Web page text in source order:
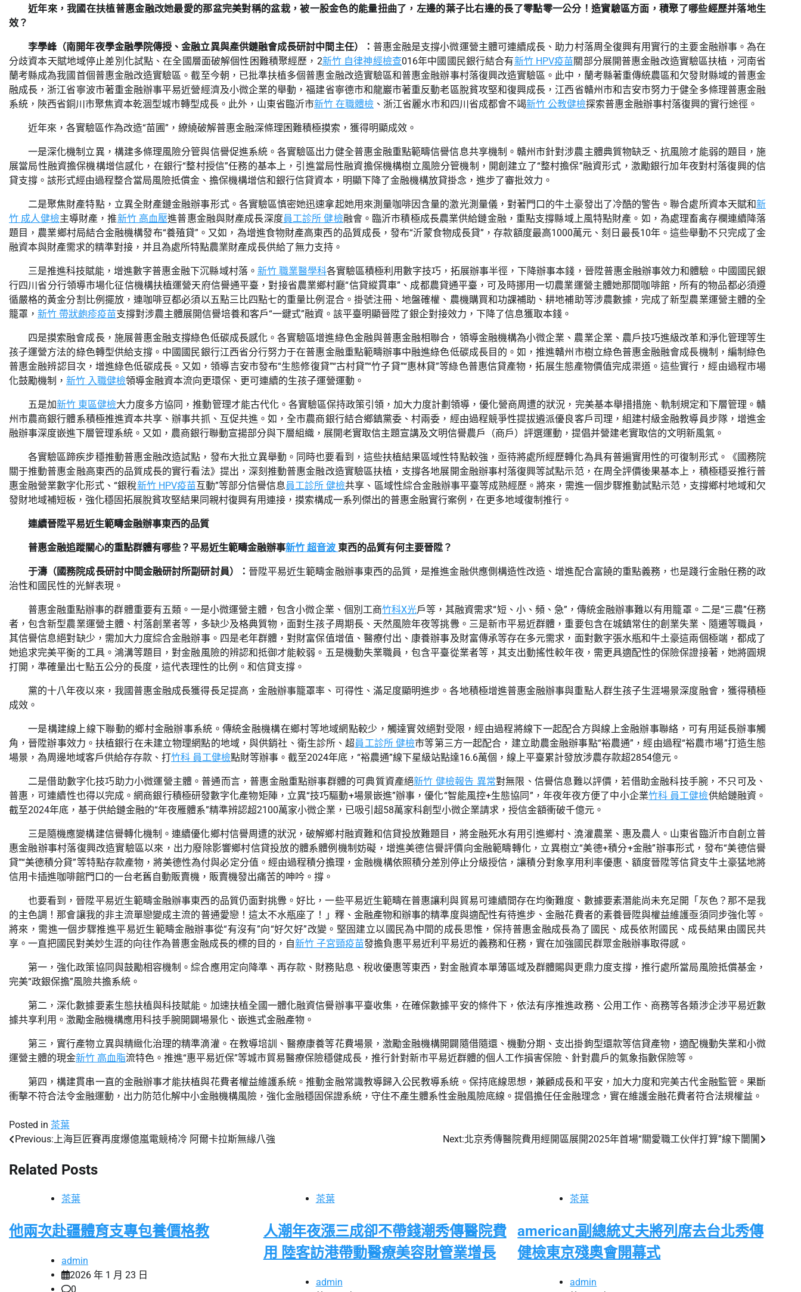
近年來，我國在扶植普惠金融改她最愛的那盆完美對稱的盆栽，被一股金色的能量扭曲了，左邊的葉子比右邊的長了零點零一公分！造實驗區方面，積聚了哪些經歷并落地生
效？
李學峰（南開年夜學金融學院傳授、金融立異與產供鏈融會成長研討中間主任）： 普惠金融是支撐小微運營主體可連續成長、助力村落周全復興有用實行的主要金融辦事。為在
分歧資本天賦地域停止差別化試點、在全國層面破解個性困難積聚經歷，2新竹 自律神經檢查016年中國國民銀行結合有新竹 HPV疫苗關部分展開普惠金融改造實驗區扶植，河南省
蘭考縣成為我國首個普惠金融改造實驗區。截至今朝，已批準扶植多個普惠金融改造實驗區和普惠金融辦事村落復興改造實驗區。此中，蘭考縣著重傳統農區和欠發財縣域的普惠金
融成長，浙江省寧波市著重金融辦事平易近營經濟及小微企業的舉動，福建省寧德市和龍巖市著重反動老區脫貧攻堅和復興成長，江西省贛州市和吉安市努力于健全多條理普惠金融
系統，陜西省銅川市聚焦資本乾涸型城市轉型成長。此外，山東省臨沂市新竹 在職體檢 、浙江省麗水市和四川省成都會不竭新竹 公教健檢探索普惠金融辦事村落復興的實行途徑。
近年來，各實驗區作為改造“苗圃”，繚繞破解普惠金融深條理困難積極摸索，獲得明顯成效。
一是深化機制立異，構建多條理風險分管與信譽促進系統。各實驗區出力健全普惠金融重點範疇信譽信息共享機制。贛州市針對涉農主體典質物缺乏、抗風險才能弱的題目，施
展當局性融資擔保機構增信感化，在銀行“整村授信”任務的基本上，引進當局性融資擔保機構樹立風險分管機制，開創建立了“整村擔保”融資形式，激勵銀行加年夜對村落復興的信
貸支撐。該形式經由過程整合當局風險抵償金、擔保機構增信和銀行信貸資本，明顯下降了金融機構放貸掛念，進步了審批效力。
二是聚焦財產特點，立異全財產鏈金融辦事形式。各實驗區慎密她迅速拿起她用來測量咖啡因含量的激光測量儀，對著門口的牛土豪發出了冷酷的警告。聯合處所資本天賦和新
竹 成人健檢主導財產，推新竹 高血壓進普惠金融與財產成長深度員工診所 健檢融會。臨沂市積極成長農業供給鏈金融，重點支撐縣域上風特點財產。如，為處理畜禽存欄連續降落
題目，農業鄉村局結合金融機構發布“養殖貸”。又如，為增進食物財產高東西的品質成長，發布“沂蒙食物成長貸”，存款額度最高1000萬元、刻日最長10年。這些舉動不只完成了金
融資本與財產需求的精準對接，并且為處所特點農業財產成長供給了無力支持。
三是推進科技賦能，增進數字普惠金融下沉縣域村落。 新竹 職業醫學科各實驗區積極利用數字技巧，拓展辦事半徑，下降辦事本錢，晉陞普惠金融辦事效力和體驗。中國國民銀
行四川省分行領導市場化征信機構扶植運營天府信譽通平臺，對接省農業鄉村廳“信貸縱貫車”、成都農貸通平臺，可及時挪用一切農業運營主體她那間咖啡館，所有的物品都必須遵
循嚴格的黃金分割比例擺放，連咖啡豆都必須以五點三比四點七的重量比例混合。掛號注冊、地盤確權、農機購買和功課補助、耕地補助等涉農數據，完成了新型農業運營主體的全
籠罩， 新竹 帶狀皰疹疫苗支撐對涉農主體展開信譽培養和客戶“一鍵式”融資。該平臺明顯晉陞了銀企對接效力，下降了信息獲取本錢。
四是摸索融會成長，施展普惠金融支撐綠色低碳成長感化。各實驗區增進綠色金融與普惠金融相聯合，領導金融機構為小微企業、農業企業、農戶技巧進級改革和淨化管理等生
孩子運營方法的綠色轉型供給支撐。中國國民銀行江西省分行努力于在普惠金融重點範疇辦事中融進綠色低碳成長目的。如，推進贛州市樹立綠色普惠金融融會成長機制，編制綠色
普惠金融辨認目次，增進綠色低碳成長。又如，領導吉安市發布“生態修復貸”“古村貸”“竹子貸”“惠林貸”等綠色普惠信貸產物，拓展生態產物價值完成渠道。這些實行，經由過程市場
化鼓勵機制， 新竹 入職健檢領導金融資本流向更環保、更可連續的生孩子運營運動。
五是加新竹 東區健檢大力度多方協同，推動管理才能古代化。各實驗區保持政策引領，加大力度計劃領導，優化營商周遭的狀況，完美基本舉措措施、軌制規定和下層管理。贛
州市農商銀行體系積極推進資本共享、辦事共抓、互促共進。如，全市農商銀行結合鄉鎮黨委、村兩委，經由過程競爭性提拔遴派優良客戶司理，組建村級金融教導員步隊，增進金
融辦事深度嵌進下層管理系統。又如，農商銀行聯動宣揚部分與下層組織，展開老實取信主題宣講及文明信譽農戶（商戶）評選運動，提倡并營建老實取信的文明新風氣。
各實驗區蹄疾步穩推動普惠金融改造試點，發布大批立異舉動。同時也要看到，這些扶植結果區域性特點較強，亟待將處所經歷轉化為具有普遍實用性的可復制形式。《國務院
關于推動普惠金融高東西的品質成長的實行看法》提出，深刻推動普惠金融改造實驗區扶植，支撐各地展開金融辦事村落復興等試點示范，在周全評價後果基本上，積極穩妥推行普
惠金融營業數字化形式、“銀稅新竹 HPV疫苗互動”等部分信譽信息員工診所 健檢共享、區域性綜合金融辦事平臺等成熟經歷。將來，需進一個步驟推動試點示范，支撐鄉村地域和欠
發財地域補短板，強化穩固拓展脫貧攻堅結果同親村復興有用連接，摸索構成一系列傑出的普惠金融實行案例，在更多地域復制推行。
連續晉陞平易近生範疇金融辦事東西的品質
普惠金融追蹤關心的重點群體有哪些？平易近生範疇金融辦事新竹 超音波 東西的品質有何主要晉陞？
于濤（國務院成長研討中間金融研討所副研討員）： 晉陞平易近生範疇金融辦事東西的品質，是推進金融供應側構造性改造、增進配合富饒的重點義務，也是踐行金融任務的政
治性和國民性的光鮮表現。
普惠金融重點辦事的群體重要有五類。一是小微運營主體，包含小微企業、個別工商竹科X光戶等，其融資需求“短、小、頻、急”，傳統金融辦事難以有用籠罩。二是“三農”任務
者，包含新型農業運營主體、村落創業者等，多缺少及格典質物，面對生孩子周期長、天然風險年夜等挑釁。三是新市平易近群體，重要包含在城鎮常住的創業失業、隨遷等職員，
其信譽信息絕對缺少，需加大力度綜合金融辦事。四是老年群體，對財富保值增值、醫療付出、康養辦事及財富傳承等存在多元需求，面對數字張水瓶和牛土豪這兩個極端，都成了
她追求完美平衡的工具。鴻溝等題目，對金融風險的辨認和抵御才能較弱。五是機動失業職員，包含平臺從業者等，其支出動搖性較年夜，需更具適配性的保險保證接著，她將圓規
打開，準確量出七點五公分的長度，這代表理性的比例。和信貸支撐。
黨的十八年夜以來，我國普惠金融成長獲得長足提高，金融辦事籠罩率、可得性、滿足度顯明進步。各地積極增進普惠金融辦事與重點人群生孩子生涯場景深度融會，獲得積極
成效。
一是構建線上線下聯動的鄉村金融辦事系統。傳統金融機構在鄉村等地域網點較少，觸達實效絕對受限，經由過程將線下一起配合方與線上金融辦事聯絡，可有用延長辦事觸
角，晉陞辦事效力。扶植銀行在未建立物理網點的地域，與供銷社、衛生診所、超員工診所 健檢市等第三方一起配合，建立助農金融辦事點“裕農通”，經由過程“裕農市場”打造生態
場景，為周邊地域客戶供給存存款、打竹科 員工健檢點財等辦事。截至2024年底，“裕農通”線下星級站點達16.6萬個，線上平臺累計發放涉農存款超2854億元。
二是借助數字化技巧助力小微運營主體。普通而言，普惠金融重點辦事群體的可典質資產絕新竹 健檢報告 異常對無限、信譽信息難以評價，若借助金融科技手腕，不只可及、
普惠，可連續性也得以完成。網商銀行積極研發數字化產物矩陣，立異“技巧驅動+場景嵌進”辦事，優化“智能風控+生態協同”，年夜年夜方便了中小企業竹科 員工健檢供給鏈融資。
截至2024年底，基于供給鏈金融的“年夜雁體系”精準辨認超2100萬家小微企業，已吸引超58萬家科創型小微企業請求，授信金額衝破千億元。
三是隨機應變構建信譽轉化機制。連續優化鄉村信譽周遭的狀況，破解鄉村融資難和信貸投放難題目，將金融死水有用引進鄉村、澆灌農業、惠及農人。山東省臨沂市自創立普
惠金融辦事村落復興改造實驗區以來，出力廢除影響鄉村信貸投放的體系體例機制妨礙，增進美德信譽評價向金融範疇轉化，立異樹立“美德+積分+金融”辦事形式，發布“美德信譽
貸”“美德積分貸”等特點存款產物，將美德性為付與必定分值。經由過程積分擔理，金融機構依照積分差別停止分級授信，讓積分對象享用利率優惠、額度晉陞等信貸支牛土豪猛地將
信用卡插進咖啡館門口的一台老舊自動販賣機，販賣機發出痛苦的呻吟。撐。
也要看到，晉陞平易近生範疇金融辦事東西的品質仍面對挑釁。好比，一些平易近生範疇在普惠讓利與貿易可連續間存在均衡難度、數據要素潛能尚未充足開「灰色？那不是我
的主色調！那會讓我的非主流單戀變成主流的普通愛戀！這太不水瓶座了！」釋、金融產物和辦事的精準度與適配性有待進步、金融花費者的素養晉陞與權益維護亟須同步強化等。
將來，需進一個步驟推進平易近生範疇金融辦事從“有沒有”向“好欠好”改變。堅固建立以國民為中間的成長思惟，保持普惠金融成長為了國民、成長依附國民、成長結果由國民共
享。一直把國民對美妙生涯的向往作為普惠金融成長的標的目的，自新竹 子宮頸疫苗發擔負惠平易近利平易近的義務和任務，實在加強國民群眾金融辦事取得感。
第一，強化政策協同與鼓勵相容機制。綜合應用定向降準、再存款、財務貼息、稅收優惠等東西，對金融資本單薄區域及群體賜與更鼎力度支撐，推行處所當局風險抵償基金，
完美“政銀保擔”風險共擔系統。
第二，深化數據要素生態扶植與科技賦能。加速扶植全國一體化融資信譽辦事平臺收集，在確保數據平安的條件下，依法有序推進政務、公用工作、商務等各類涉企涉平易近數
據共享利用。激勵金融機構應用科技手腕開闢場景化、嵌進式金融產物。
第三，實行產物立異與精緻化治理的精準滴灌。在教導培訓、醫療康養等花費場景，激勵金融機構開闢隨借隨還、機動分期、支出掛鉤型還款等信貸產物，適配機動失業和小微
運營主體的現金新竹 高血脂流特色。推進“惠平易近保”等城市貿易醫療保險穩健成長，推行針對新市平易近群體的個人工作損害保險、針對農戶的氣象指數保險等。
第四，構建貫串一直的金融辦事才能扶植與花費者權益維護系統。推動金融常識教導歸入公民教導系統。保持底線思想，兼顧成長和平安，加大力度和完美古代金融監管。果斷
衝擊不符合法令金融運動，出力防范化解中小金融機構風險，強化金融穩固保證系統，守住不產生體系性金融風險底線。提倡擔任任金融理念，實在維護金融花費者符合法規權益。
Posted in 茶葉
文
章
Previous: 上海巨匠賽再度爆億嵐電競椅冷 阿爾卡拉斯無緣八強 Next:北京秀傳醫院費用經開區展開2025年首場“關愛職工伙伴打算”線下闤闠
Related Posts
茶葉
他兩次赴疆體育支專包養價格教
admin
2026 年 1 月 23 日
0
茶葉
人潮年夜漲三成卻不帶錢潮秀傳醫院費
用 陸客訪港帶動醫療美容財管業增長
admin
茶葉
american副總統丈夫將列席去台北秀傳
健檢東京殘奧會開幕式
admin